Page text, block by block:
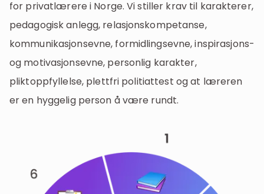
for privatlærere i Norge. Vi stiller krav til karakterer,
pedagogisk anlegg, relasjonskompetanse,
kommunikasjonsevne, formidlingsevne, inspirasjons-
og motivasjonsevne, personlig karakter,
pliktoppfyllelse, plettfri politiattest og at læreren
er en hyggelig person å være rundt.